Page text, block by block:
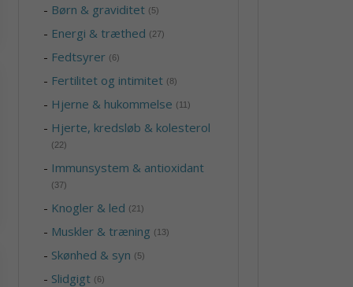
- Børn & graviditet (5)
- Energi & træthed (27)
- Fedtsyrer (6)
- Fertilitet og intimitet (8)
- Hjerne & hukommelse (11)
- Hjerte, kredsløb & kolesterol
(22)
- Immunsystem & antioxidant
(37)
- Knogler & led (21)
- Muskler & træning (13)
- Skønhed & syn (5)
- Slidgigt (6)